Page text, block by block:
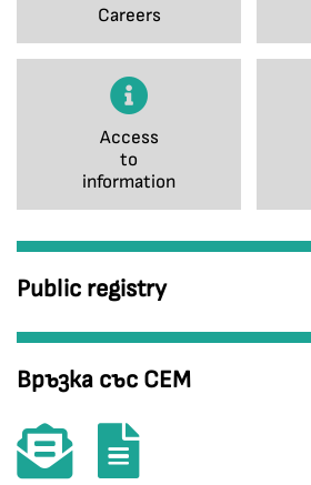
Careers
Access
to
information
Public registry
Връзка със СЕМ